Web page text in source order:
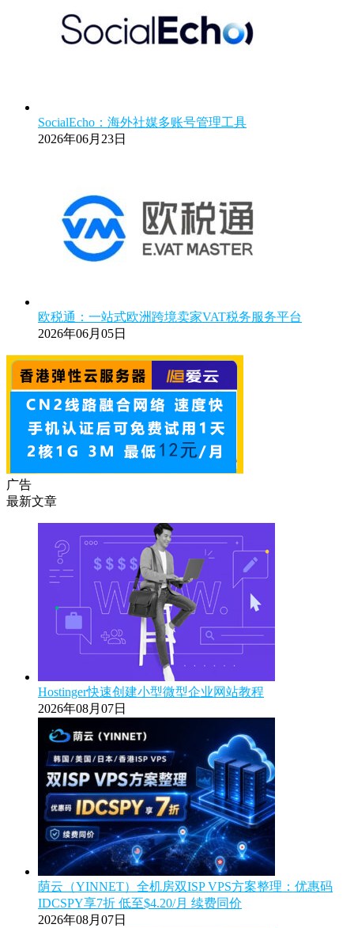
SocialEcho：海外社媒多账号管理工具
2026年06月23日
欧税通：一站式欧洲跨境卖家VAT税务服务平台
2026年06月05日
广告
最新文章
Hostinger快速创建小型微型企业网站教程
2026年08月07日
荫云（YINNET）全机房双ISP VPS方案整理：优惠码
IDCSPY享7折 低至$4.20/月 续费同价
2026年08月07日